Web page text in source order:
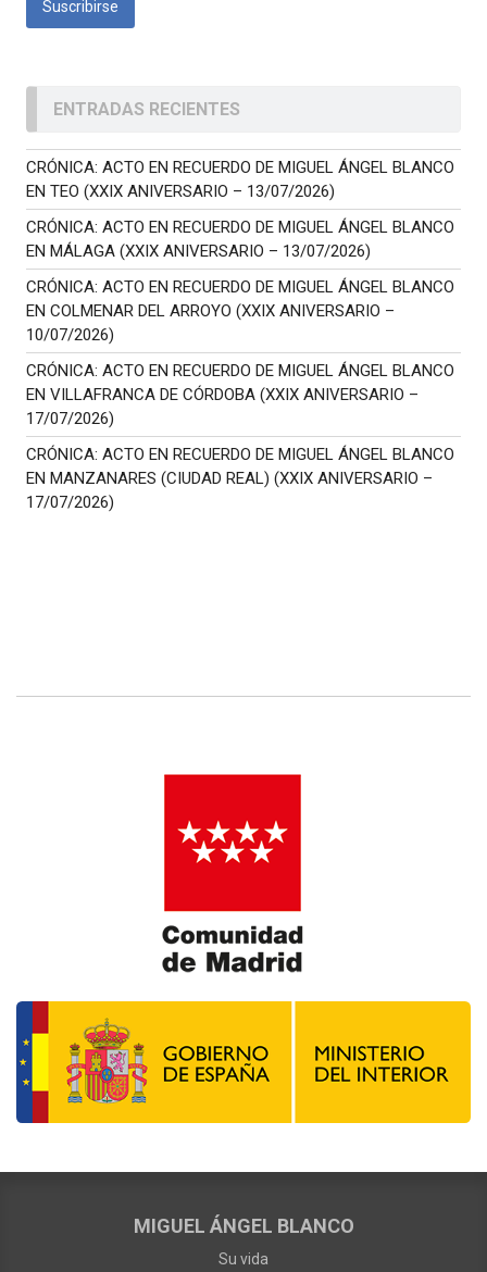
ENTRADAS RECIENTES
CRÓNICA: ACTO EN RECUERDO DE MIGUEL ÁNGEL BLANCO
EN TEO (XXIX ANIVERSARIO – 13/07/2026)
CRÓNICA: ACTO EN RECUERDO DE MIGUEL ÁNGEL BLANCO
EN MÁLAGA (XXIX ANIVERSARIO – 13/07/2026)
CRÓNICA: ACTO EN RECUERDO DE MIGUEL ÁNGEL BLANCO
EN COLMENAR DEL ARROYO (XXIX ANIVERSARIO –
10/07/2026)
CRÓNICA: ACTO EN RECUERDO DE MIGUEL ÁNGEL BLANCO
EN VILLAFRANCA DE CÓRDOBA (XXIX ANIVERSARIO –
17/07/2026)
CRÓNICA: ACTO EN RECUERDO DE MIGUEL ÁNGEL BLANCO
EN MANZANARES (CIUDAD REAL) (XXIX ANIVERSARIO –
17/07/2026)
MIGUEL ÁNGEL BLANCO
Su vida